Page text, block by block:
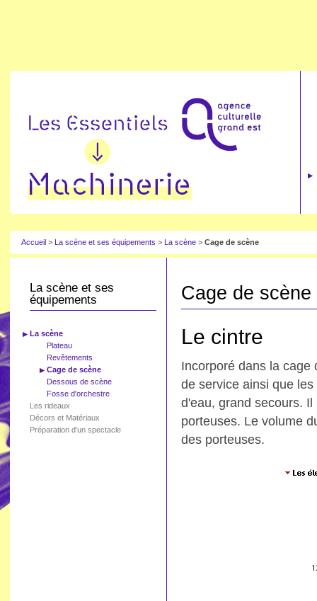
Accueil > La scène et ses équipements > La scène > Cage de scène
La scène et ses
équipements
La scène
Plateau
Revêtements
Cage de scène
Dessous de scène
Fosse d'orchestre
Les rideaux
Décors et Matériaux
Préparation d'un spectacle
Cage de scène
Le cintre
Incorporé dans la cage
de service ainsi que
d'eau, grand secours.
porteuses. Le volume
des porteuses.